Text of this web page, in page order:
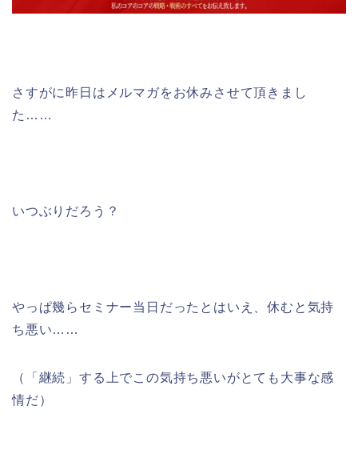
さすがに昨日はメルマガをお休みさせて頂きまし
た……
いつぶりだろう？
やっぱ幾らセミナー当日だったとはいえ、休むと気持
ち悪い……
（「継続」する上でこの気持ち悪いがとても大事な感
情だ）